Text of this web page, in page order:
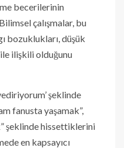
becerilerinin
çalışmalar, bu
bozuklukları, düşük
ilişkili olduğunu
şeklinde
fanusta yaşamak”,
şeklinde hissettiklerini
en kapsayıcı